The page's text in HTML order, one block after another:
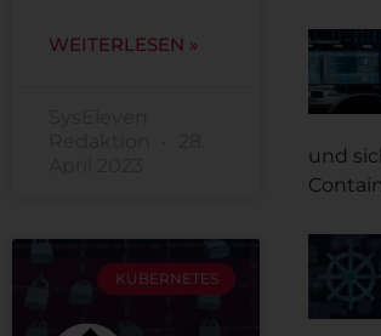
WEITERLESEN »
KUBERNETES
und